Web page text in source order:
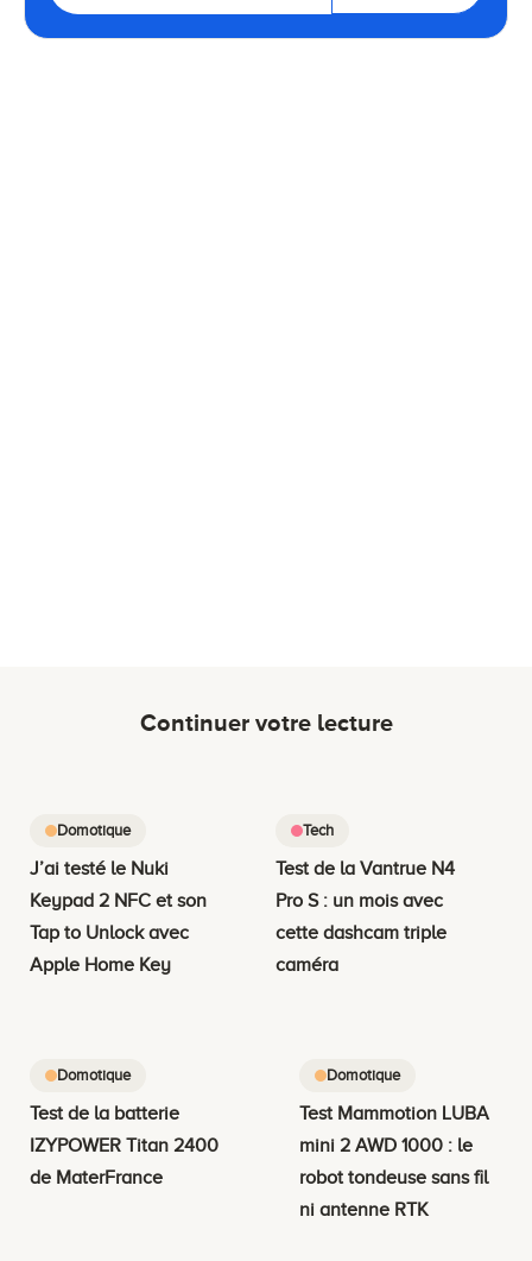
Continuer votre lecture
Domotique
J’ai testé le Nuki
Keypad 2 NFC et son
Tap to Unlock avec
Apple Home Key
Tech
Test de la Vantrue N4
Pro S : un mois avec
cette dashcam triple
caméra
Domotique
Test de la batterie
IZYPOWER Titan 2400
de MaterFrance
Domotique
Test Mammotion LUBA
mini 2 AWD 1000 : le
robot tondeuse sans fil
ni antenne RTK